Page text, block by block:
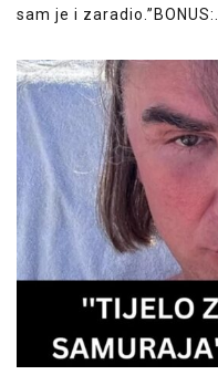
sam je i zaradio.”BONUS:…